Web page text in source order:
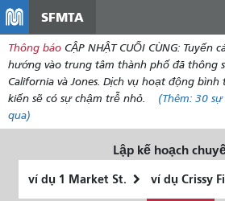
dung
SFMTA
Thông báo CẬP NHẬT CUỐI CÙNG: Tuyến
hướng vào trung tâm thành phố đã thông
California và Jones. Dịch vụ hoạt động
kiến ​​sẽ có sự chậm trễ nhỏ.
(Thêm: 30
qua)
Lập kế hoạch